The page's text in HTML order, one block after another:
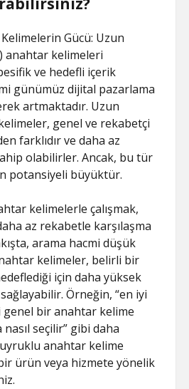
Gücü: Uzun
anahtar kelimeleri
ve hedefli içerik
günümüz dijital pazarlama
artmaktadır. Uzun
genel ve rekabetçi
farklıdır ve daha az
olabilirler. Ancak, bu tür
potansiyeli büyüktür.
kelimelerle çalışmak,
az rekabetle karşılaşma
arama hacmi düşük
kelimeler, belirli bir
için daha yüksek
Örneğin, “en iyi
genel bir anahtar kelime
seçilir” gibi daha
anahtar kelime
ürün veya hizmete yönelik